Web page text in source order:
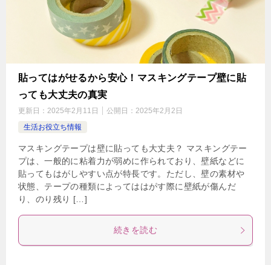
貼ってはがせるから安心！マスキングテープ壁に貼
っても大丈夫の真実
更新日： 2025年2月11日 公開日： 2025年2月2日
生活お役立ち情報
マスキングテープは壁に貼っても大丈夫？ マスキングテー
プは、一般的に粘着力が弱めに作られており、壁紙などに
貼ってもはがしやすい点が特長です。ただし、壁の素材や
状態、テープの種類によってははがす際に壁紙が傷んだ
り、のり残り […]
続きを読む